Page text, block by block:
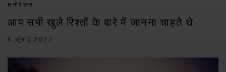
मनोरंजन
आप सभी खुले रिश्तों के बारे में जानना चाहते थे
6 जुलाई 2022